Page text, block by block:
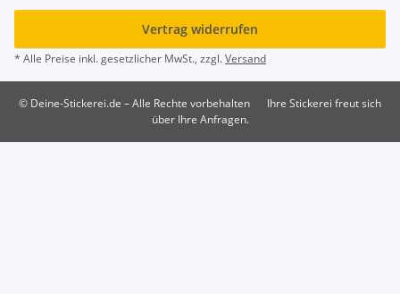
Vertrag widerrufen
* Alle Preise inkl. gesetzlicher MwSt., zzgl.Versand
© Deine-Stickerei.de – Alle Rechte vorbehalten
Ihre Stickerei freut sich
über Ihre Anfragen.